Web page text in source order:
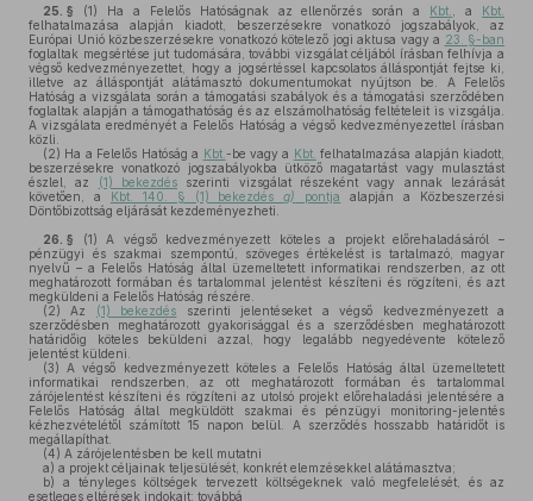
25. § (1) Ha a Felelős Hatóságnak az ellenőrzés során a Kbt. , a Kbt.
felhatalmazása alapján kiadott, beszerzésekre vonatkozó jogszabályok, az
Európai Unió közbeszerzésekre vonatkozó kötelező jogi aktusa vagy a 23. §-ban
foglaltak megsértése jut tudomására, további vizsgálat céljából írásban felhívja a
végső kedvezményezettet, hogy a jogsértéssel kapcsolatos álláspontját fejtse ki,
illetve az álláspontját alátámasztó dokumentumokat nyújtson be. A Felelős
Hatóság a vizsgálata során a támogatási szabályok és a támogatási szerződében
foglaltak alapján a támogathatóság és az elszámolhatóság feltételeit is vizsgálja.
A vizsgálata eredményét a Felelős Hatóság a végső kedvezményezettel írásban
közli.
(2) Ha a Felelős Hatóság a Kbt. -be vagy a Kbt. felhatalmazása alapján kiadott,
beszerzésekre vonatkozó jogszabályokba ütköző magatartást vagy mulasztást
észlel, az
(1) bekezdés szerinti vizsgálat részeként vagy annak lezárását
követően, a Kbt. 140. § (1) bekezdésg) pontja
alapján a Közbeszerzési
Döntőbizottság eljárását kezdeményezheti.
26. § (1) A végső kedvezményezett köteles a projekt előrehaladásáról –
pénzügyi és szakmai szempontú, szöveges értékelést is tartalmazó, magyar
nyelvű – a Felelős Hatóság által üzemeltetett informatikai rendszerben, az ott
meghatározott formában és tartalommal jelentést készíteni és rögzíteni, és azt
megküldeni a Felelős Hatóság részére.
(2) Az (1) bekezdés szerinti jelentéseket a végső kedvezményezett a
szerződésben meghatározott gyakorisággal és a szerződésben meghatározott
határidőig köteles beküldeni azzal, hogy legalább negyedévente kötelező
jelentést küldeni.
(3) A végső kedvezményezett köteles a Felelős Hatóság által üzemeltetett
informatikai rendszerben, az ott meghatározott formában és tartalommal
zárójelentést készíteni és rögzíteni az utolsó projekt előrehaladási jelentésére a
Felelős Hatóság által megküldött szakmai és pénzügyi monitoring-jelentés
kézhezvételétől számított 15 napon belül. A szerződés hosszabb határidőt is
megállapíthat.
(4) A zárójelentésben be kell mutatni
a) a projekt céljainak teljesülését, konkrét elemzésekkel alátámasztva;
b) a tényleges költségek tervezett költségeknek való megfelelését, és az
esetleges eltérések indokait; továbbá